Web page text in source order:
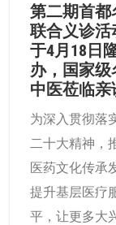
第二期首都
联合义诊活
于4月18日
办，国家级
中医莅临亲
为深入贯彻落实党的
二十大精神，
医药文化传承
提升基层医疗
平，让更多大